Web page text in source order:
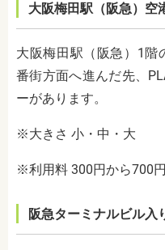
大阪梅田駅（阪急）空
大阪梅田駅（阪急）1階
番街方面へ進んだ先、
ーがあります。
※大きさ 小・中・大
※利用料 300円から700円
阪急ターミナルビル入